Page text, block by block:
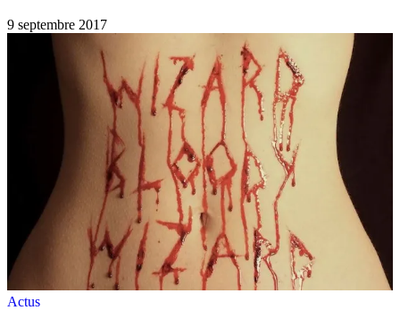
9 septembre 2017
Actus